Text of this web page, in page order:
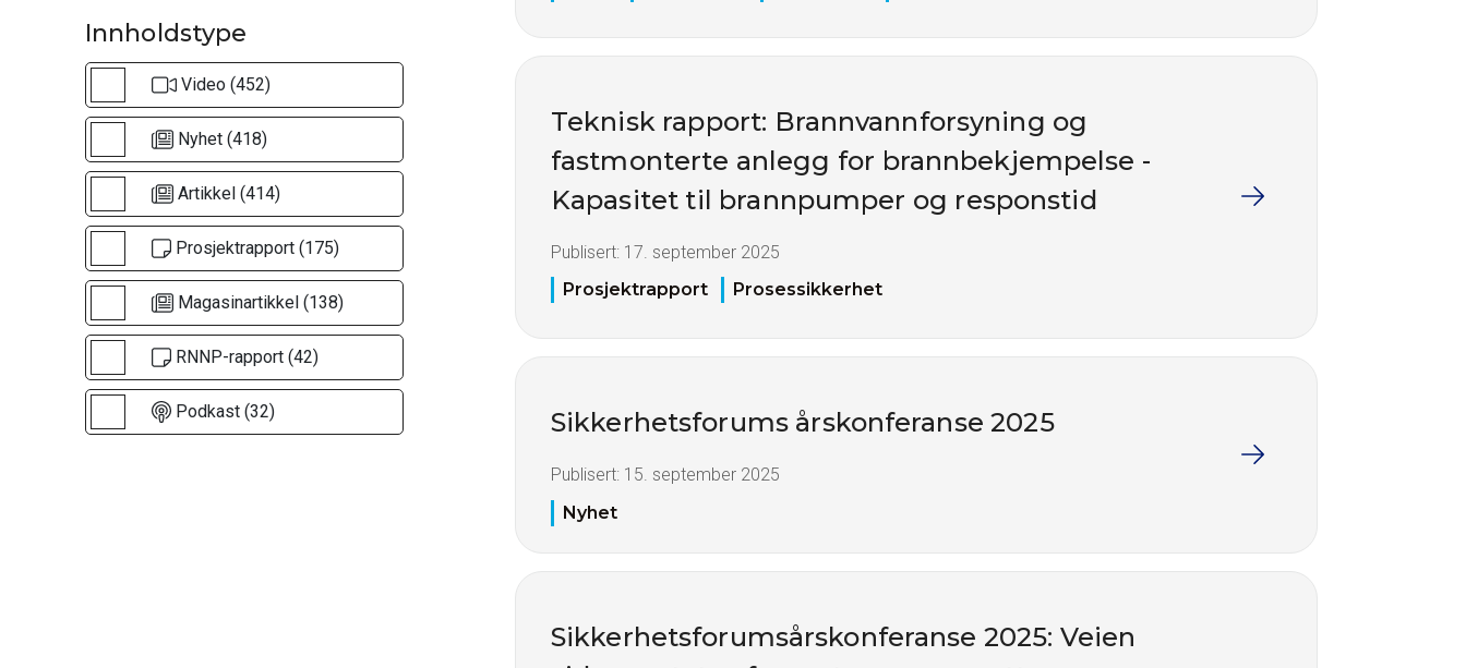
Innholdstype
Video (452)
Nyhet (418)
Artikkel (414)
Prosjektrapport (175)
Magasinartikkel (138)
RNNP-rapport (42)
Podkast (32)
Teknisk rapport: Brannvannforsyning og
fastmonterte anlegg for brannbekjempelse -
Kapasitet til brannpumper og responstid
Publisert: 17. september 2025
Prosjektrapport
Prosessikkerhet
Sikkerhetsforums årskonferanse 2025
Publisert: 15. september 2025
Nyhet
Sikkerhetsforumsårskonferanse 2025: Veien